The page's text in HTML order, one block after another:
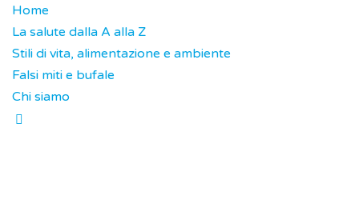
Home
La salute dalla A alla Z
Stili di vita, alimentazione e ambiente
Falsi miti e bufale
Chi siamo